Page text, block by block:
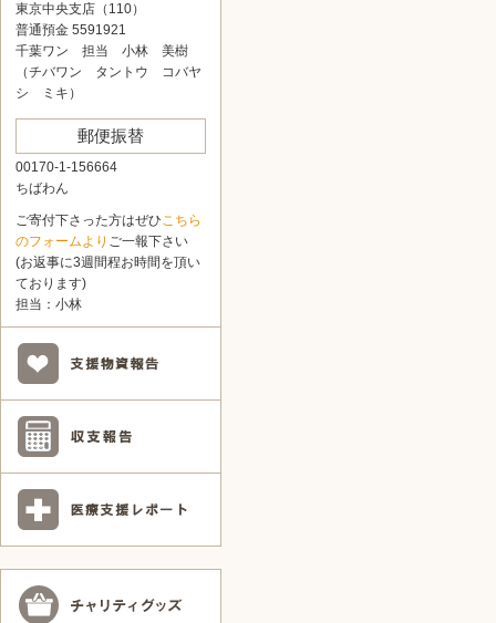
東京中央支店（110）
普通預金 5591921
千葉ワン 担当 小林 美樹
（チバワン タントウ コバヤ
シ ミキ）
郵便振替
00170-1-156664
ちばわん
ご寄付下さった方はぜひこちら
のフォームより ご一報下さい
(お返事に3週間程お時間を頂い
ております)
担当：小林